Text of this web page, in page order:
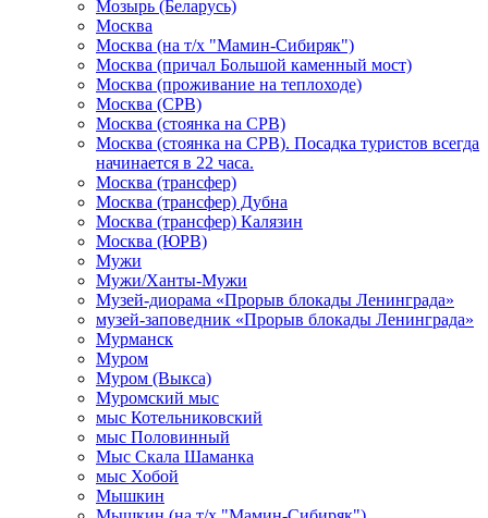
Мозырь (Беларусь)
Москва
Москва (на т/х "Мамин-Сибиряк")
Москва (причал Большой каменный мост)
Москва (проживание на теплоходе)
Москва (СРВ)
Москва (стоянка на СРВ)
Москва (стоянка на СРВ). Посадка туристов всегда
начинается в 22 часа.
Москва (трансфер)
Москва (трансфер) Дубна
Москва (трансфер) Калязин
Москва (ЮРВ)
Мужи
Мужи/Ханты-Мужи
Музей-диорама «Прорыв блокады Ленинграда»
музей-заповедник «Прорыв блокады Ленинграда»
Мурманск
Муром
Муром (Выкса)
Муромский мыс
мыс Котельниковский
мыс Половинный
Мыс Скала Шаманка
мыс Хобой
Мышкин